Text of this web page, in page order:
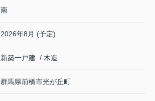
南
2026年8月 (予定)
新築一戸建 / 木造
群馬県前橋市光が丘町